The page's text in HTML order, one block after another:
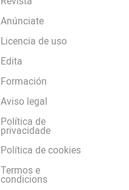
Anúnciate
Licencia de uso
Edita
Formación
Aviso legal
Política de
privacidade
Política de cookies
Termos e
condicions